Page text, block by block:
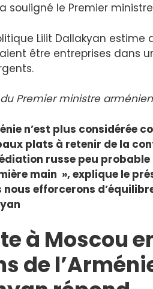
souligné le Premier
Lilit Dallakyan
être entreprises dans
Premier ministre
n’est plus considérée
plats à retenir de la
russe peu
main », explique le
nous efforcerons
à Moscou
de